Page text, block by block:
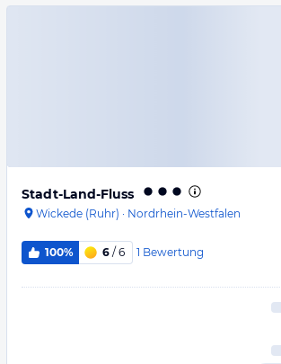
Stadt-Land-Fluss
Wickede (Ruhr) · Nordrhein-Westfalen
100% 6 / 6 1 Bewertung